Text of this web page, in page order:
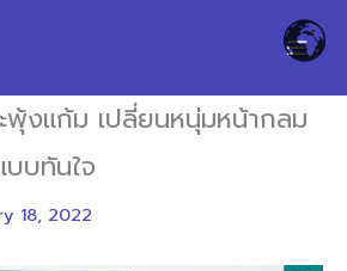
พุ้งแก้ม เปลี่ยนหนุ่มหน้ากลม
บบทันใจ
18, 2022